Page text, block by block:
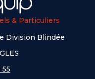
& Particuliers
Division Blindée